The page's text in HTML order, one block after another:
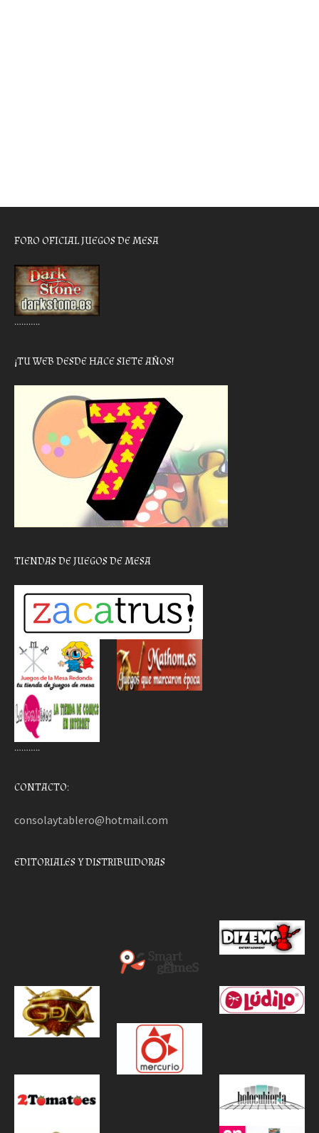
FORO OFICIAL JUEGOS DE MESA
………..
¡TU WEB DESDE HACE SIETE AÑOS!
TIENDAS DE JUEGOS DE MESA
………..
CONTACTO:
consolaytablero@hotmail.com
EDITORIALES Y DISTRIBUIDORAS